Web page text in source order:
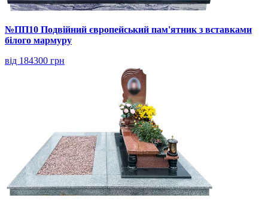
№ПП10 Подвійний європейський пам'ятник з вставками
білого мармуру
від 184300 грн